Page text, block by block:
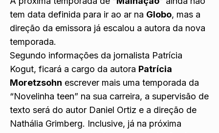
tem data definida para ir ao ar na Globo, mas a
direção da emissora já escalou a autora da nova
temporada.
Segundo informações da jornalista Patrícia
Kogut, ficará a cargo da autora Patrícia
Moretzsohn escrever mais uma temporada da
“Novelinha teen” na sua carreira, a supervisão de
texto será do autor Daniel Ortiz e a direção de
Nathália Grimberg. Inclusive, já na próxima